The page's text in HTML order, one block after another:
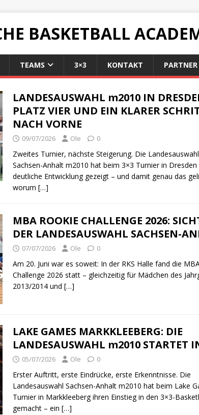
BASKETBALL
TEAMS 3×3 KONTAKT PARTNER
LANDESAUSWAHL m2010 IN
PLATZ VIER UND EIN KLARER
NACH VORNE
09/07/2026 Ole 0
Zweites Turnier, nächste Steigerung. Die Landesauswahl
Sachsen-Anhalt m2010 hat beim 3×3 Turnier in Dresden
deutliche Entwicklung gezeigt – und damit genau das
worum […]
MBA ROOKIE CHALLENGE 2026:
DER LANDESAUSWAHL SACHSEN-
07/07/2026 Ole 0
Am 20. Juni war es soweit: In der RKS Halle fand die
Challenge 2026 statt – gleichzeitig für Mädchen des
2013/2014 und […]
LAKE GAMES MARKKLEEBERG: DIE
LANDESAUSWAHL m2010 STARTET
05/07/2026 Ole 0
Erster Auftritt, erste Eindrücke, erste Erkenntnisse. Die
Landesauswahl Sachsen-Anhalt m2010 hat beim Lake
Turnier in Markkleeberg ihren Einstieg in den 3×3-
gemacht – ein […]